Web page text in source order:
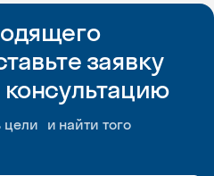
заявку
и найти того